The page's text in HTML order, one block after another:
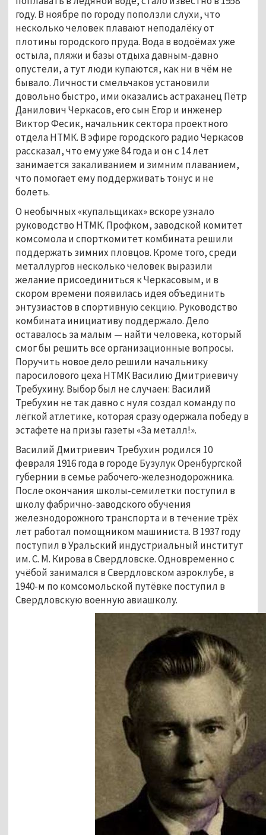
году. В ноябре по городу поползли слухи, что
несколько человек плавают неподалёку от
плотины городского пруда. Вода в водоёмах уже
остыла, пляжи и базы отдыха давным-давно
опустели, а тут люди купаются, как ни в чём не
бывало. Личности смельчаков установили
довольно быстро, ими оказались астраханец Пётр
Данилович Черкасов, его сын Егор и инженер
Виктор Фесик, начальник сектора проектного
отдела НТМК. В эфире городского радио Черкасов
рассказал, что ему уже 84 года и он с 14 лет
занимается закаливанием и зимним плаванием,
что помогает ему поддерживать тонус и не
болеть.
О необычных «купальщиках» вскоре узнало
руководство НТМК. Профком, заводской комитет
комсомола и спорткомитет комбината решили
поддержать зимних пловцов. Кроме того, среди
металлургов несколько человек выразили
желание присоединиться к Черкасовым, и в
скором времени появилась идея объединить
энтузиастов в спортивную секцию. Руководство
комбината инициативу поддержало. Дело
оставалось за малым — найти человека, который
смог бы решить все организационные вопросы.
Поручить новое дело решили начальнику
паросилового цеха НТМК Василию Дмитриевичу
Требухину. Выбор был не случаен: Василий
Требухин не так давно с нуля создал команду по
лёгкой атлетике, которая сразу одержала победу в
эстафете на призы газеты «За металл!».
Василий Дмитриевич Требухин родился 10
февраля 1916 года в городе Бузулук Оренбургской
губернии в семье рабочего-железнодорожника.
После окончания школы-семилетки поступил в
школу фабрично-заводского обучения
железнодорожного транспорта и в течение трёх
лет работал помощником машиниста. В 1937 году
поступил в Уральский индустриальный институт
им. С. М. Кирова в Свердловске. Одновременно с
учёбой занимался в Свердловском аэроклубе, в
1940-м по комсомольской путёвке поступил в
Свердловскую военную авиашколу.